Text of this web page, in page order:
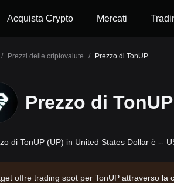
Acquista Crypto Mercati
/ Prezzi delle criptovalute / Prezzo di TonUP
Prezzo di TonUP
di TonUP (UP) in United States Dollar è --
offre trading spot per TonUP attraverso